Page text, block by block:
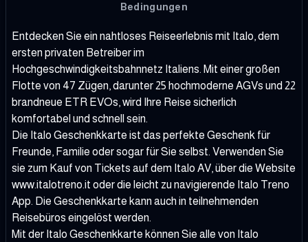
Bedingungen
Entdecken Sie ein nahtloses Reiseerlebnis mit Italo, dem
ersten privaten Betreiber im
Hochgeschwindigkeitsbahnnetz Italiens. Mit einer großen
Flotte von 47 Zügen, darunter 25 hochmoderne AGVs und 22
brandneue ETR EVOs, wird Ihre Reise sicherlich
komfortabel und schnell sein.
Die Italo Geschenkkarte ist das perfekte Geschenk für
Freunde, Familie oder sogar für Sie selbst. Verwenden Sie
sie zum Kauf von Tickets auf dem Italo AV, über die Website
www.italotreno.it oder die leicht zu navigierende Italo Treno
App. Die Geschenkkarte kann auch in teilnehmenden
Reisebüros eingelöst werden.
Mit der Italo Geschenkkarte können Sie alle von Italo